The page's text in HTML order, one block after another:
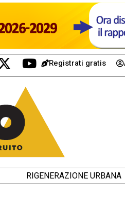
Registrati gratis
RIGENERAZIONE URBANA